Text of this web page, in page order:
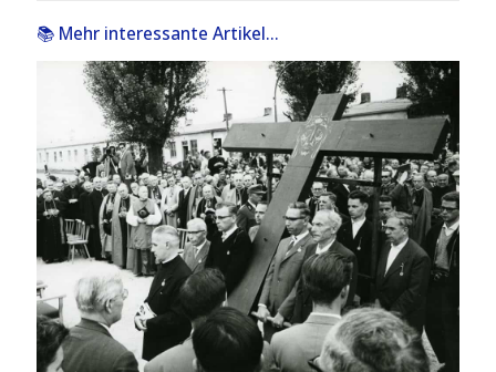
📚 Mehr interessante Artikel...